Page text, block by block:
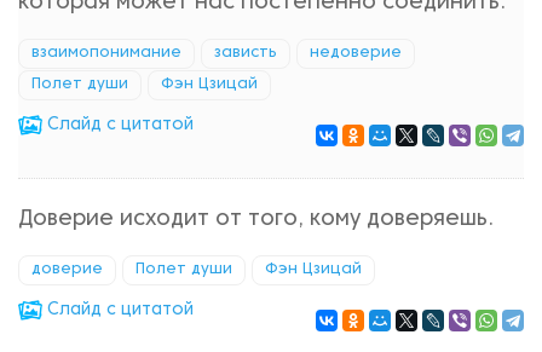
взаимопонимание зависть недоверие
Полет души Фэн Цзицай
Cлайд с цитатой
Доверие исходит от того, кому доверяешь.
доверие Полет души Фэн Цзицай
Cлайд с цитатой